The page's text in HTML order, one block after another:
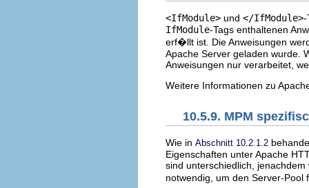
<IfModule> und </IfModule>-
IfModule-Tags enthaltenen
erf�llt ist. Die Anweisungen
Apache Server geladen wurde.
Anweisungen nur verarbeitet,
Weitere Informationen zu
10.5.9. MPM
Wie in Abschnitt 10.2.1.2
Eigenschaften unter Apache
sind unterschiedlich,
notwendig, um den Server-